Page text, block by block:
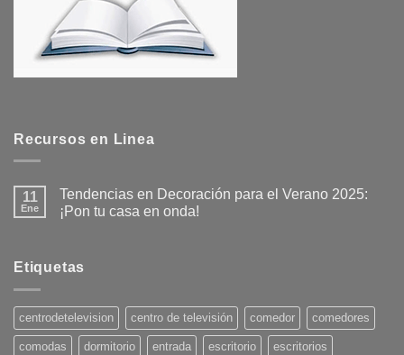
Recursos en Linea
11
Ene
Tendencias en Decoración para el Verano 2025:
¡Pon tu casa en onda!
en
para
el
Verano
2025:
Etiquetas
centrodetelevision centro de televisión comedor comedores
comodas dormitorio entrada escritorio escritorios